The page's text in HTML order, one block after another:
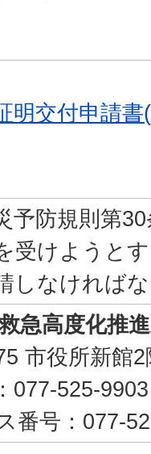
明交付申請
予防規則第
受けようと
しなければ
高度化推
市役所新館2
077-525-9903
番号：077-